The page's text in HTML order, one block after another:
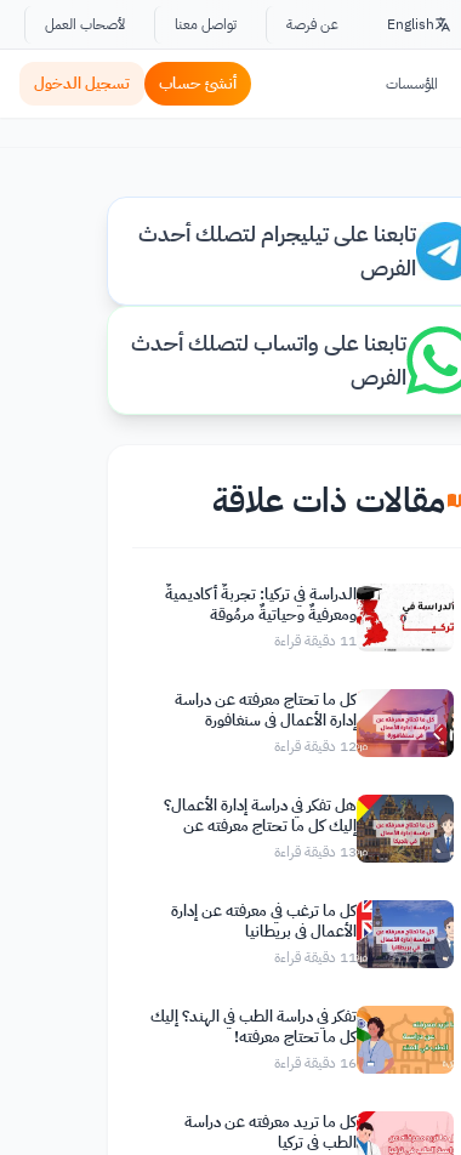
English عن فرصة تواصل معنا لأصحاب العمل
المؤسسات أنشئ حساب تسجيل الدخول
تابعنا على تيليجرام لتصلك أحدث
الفرص
تابعنا على واتساب لتصلك أحدث
الفرص
مقالات ذات علاقة
الدراسة في تركيا: تجربةٌ أكاديميةٌ
ومعرفيةٌ وحياتيةٌ مرمُوقة
11 دقيقة قراءة
كل ما تحتاج معرفته عن دراسة
إدارة الأعمال في سنغافورة
12 دقيقة قراءة
هل تفكر في دراسة إدارة الأعمال؟
إليك كل ما تحتاج معرفته عن
الدراسة في بلجيكا
13 دقيقة قراءة
كل ما ترغب في معرفته عن إدارة
الأعمال في بريطانيا
11 دقيقة قراءة
تفكر في دراسة الطب في الهند؟ إليك
كل ما تحتاج معرفته!
16 دقيقة قراءة
كل ما تريد معرفته عن دراسة
الطب في تركيا